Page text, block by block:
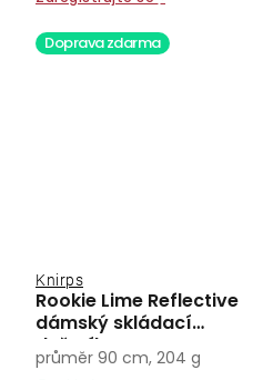
Doprava zdarma
Rookie Lime Reflective
dámský skládací
deštník
Knirps
průměr 90 cm, 204 g